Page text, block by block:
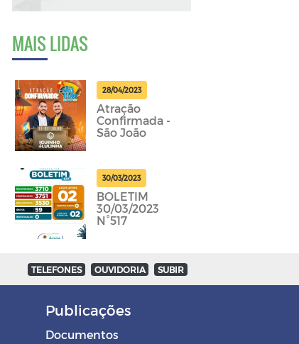
MAIS LIDAS
28/04/2023
Atração
Confirmada -
São João
30/03/2023
BOLETIM
30/03/2023
N°517
TELEFONES OUVIDORIA SUBIR
Publicações
Documentos